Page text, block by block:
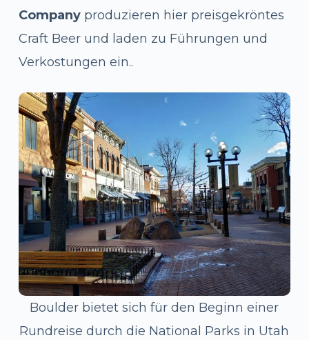
Companyproduzieren hier preisgekröntes
Craft Beer und laden zu Führungen und
Verkostungen ein..
Boulder bietet sich für den Beginn einer
Rundreise durch die National Parks in Utah